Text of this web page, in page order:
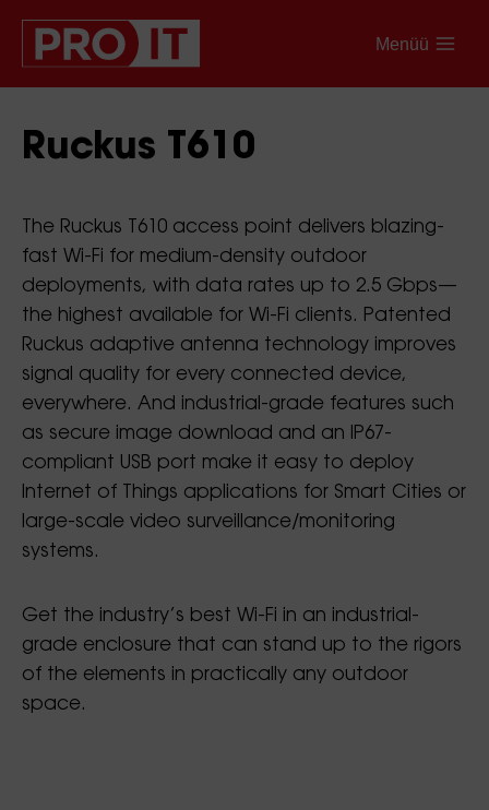
Menüü
Ruckus T610
The Ruckus T610 access point delivers blazing-
fast Wi-Fi for medium-density outdoor
deployments, with data rates up to 2.5 Gbps—
the highest available for Wi-Fi clients. Patented
Ruckus adaptive antenna technology improves
signal quality for every connected device,
everywhere. And industrial-grade features such
as secure image download and an IP67-
compliant USB port make it easy to deploy
Internet of Things applications for Smart Cities or
large-scale video surveillance/monitoring
systems.
Get the industry’s best Wi-Fi in an industrial-
grade enclosure that can stand up to the rigors
of the elements in practically any outdoor
space.